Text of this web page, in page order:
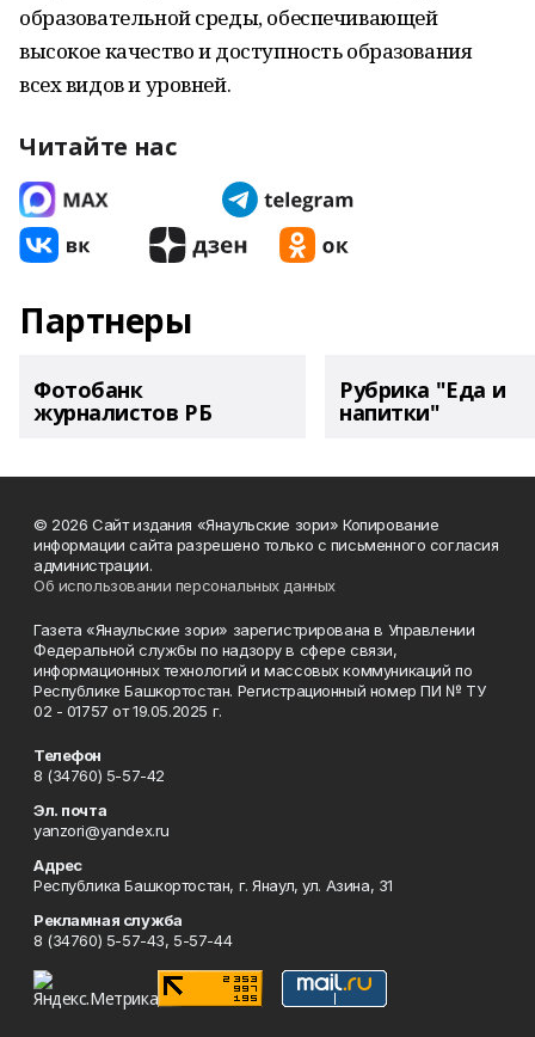
образовательной среды, обеспечивающей
высокое качество и доступность образования
всех видов и уровней.
Читайте нас
Партнеры
Фотобанк
журналистов РБ
Рубрика "Еда и
напитки"
© 2026 Сайт издания «Янаульские зори» Копирование
информации сайта разрешено только с письменного согласия
администрации.
Об использовании персональных данных
Газета «Янаульские зори» зарегистрирована в Управлении
Федеральной службы по надзору в сфере связи,
информационных технологий и массовых коммуникаций по
Республике Башкортостан. Регистрационный номер ПИ № ТУ
02 - 01757 от 19.05.2025 г.
Телефон
8 (34760) 5-57-42
Эл. почта
yanzori@yandex.ru
Адрес
Республика Башкортостан, г. Янаул, ул. Азина, 31
Рекламная служба
8 (34760) 5-57-43, 5-57-44